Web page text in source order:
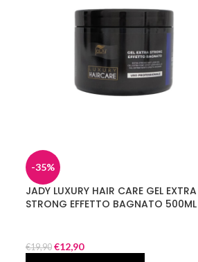
-35%
JADY LUXURY HAIR CARE GEL EXTRA
STRONG EFFETTO BAGNATO 500ML
€19,90 €12,90